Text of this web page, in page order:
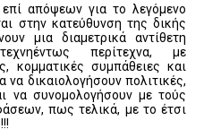
απόψεων για το λεγόμενο
στην κατεύθυνση της δικής
μια διαμετρικά αντίθετη
περίτεχνα, με
κομματικές συμπάθειες και
να δικαιολογήσουν πολιτικές,
να συνομολογήσουν με τούς
πως τελικά, με το έτσι